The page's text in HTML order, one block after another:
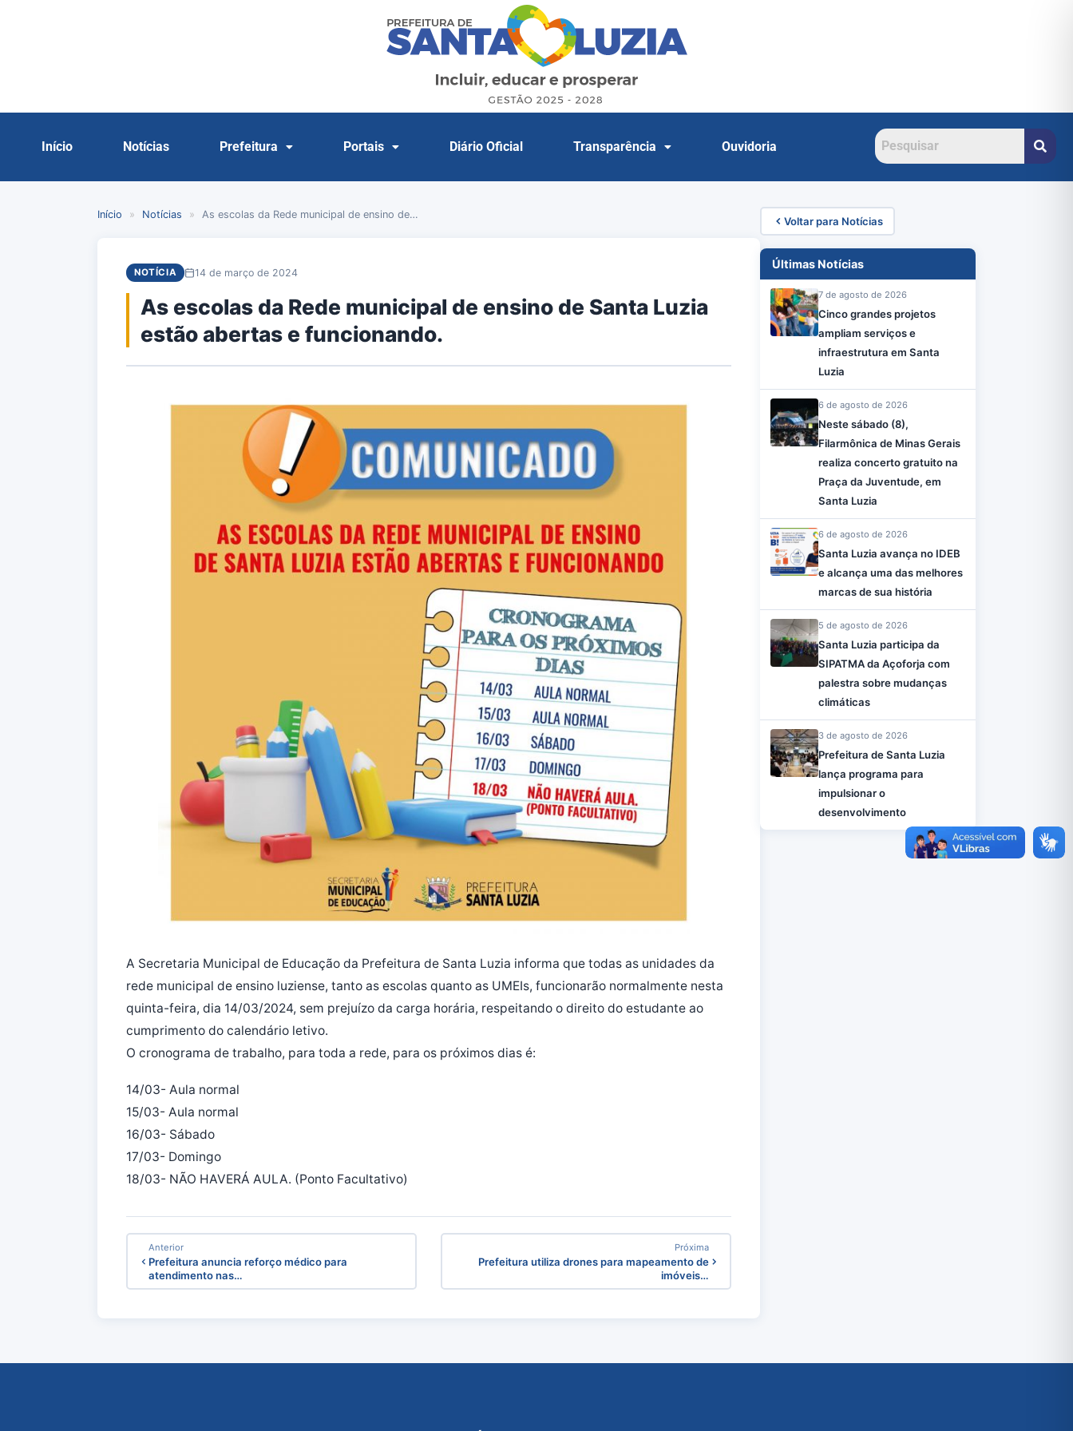
Início Notícias Prefeitura Portais Diário Oficial Transparência Ouvidoria
Início » Notícias » As escolas da Rede municipal de ensino de…
NOTÍCIA 14 de março de 2024
As escolas da Rede municipal de ensino de Santa Luzia
estão abertas e funcionando.
A Secretaria Municipal de Educação da Prefeitura de Santa Luzia informa que todas as unidades da
rede municipal de ensino luziense, tanto as escolas quanto as UMEIs, funcionarão normalmente nesta
quinta-feira, dia 14/03/2024, sem prejuízo da carga horária, respeitando o direito do estudante ao
cumprimento do calendário letivo.
O cronograma de trabalho, para toda a rede, para os próximos dias é:
14/03- Aula normal
15/03- Aula normal
16/03- Sábado
17/03- Domingo
18/03- NÃO HAVERÁ AULA. (Ponto Facultativo)
Anterior
Prefeitura anuncia reforço médico para
atendimento nas…
Próxima
Prefeitura utiliza drones para mapeamento de
imóveis…
Voltar para Notícias
Últimas Notícias
7 de agosto de 2026
Cinco grandes projetos
ampliam serviços e
infraestrutura em Santa
Luzia
6 de agosto de 2026
Neste sábado (8),
Filarmônica de Minas Gerais
realiza concerto gratuito na
Praça da Juventude, em
Santa Luzia
6 de agosto de 2026
Santa Luzia avança no IDEB
e alcança uma das melhores
marcas de sua história
5 de agosto de 2026
Santa Luzia participa da
SIPATMA da Açoforja com
palestra sobre mudanças
climáticas
3 de agosto de 2026
Prefeitura de Santa Luzia
lança programa para
impulsionar o
desenvolvimento